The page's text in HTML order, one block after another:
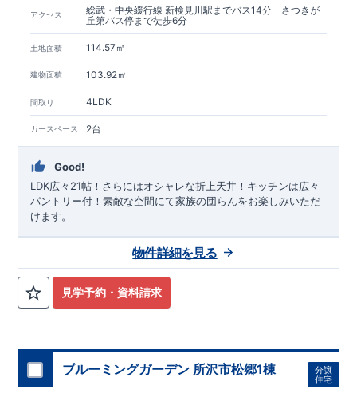
アクセス
総武・中央緩行線 新検見川駅までバス14分 さつきが
丘第バス停まで徒歩6分
土地面積 114.57㎡
建物面積 103.92㎡
間取り 4LDK
カースペース 2台
Good!
LDK広々21帖！さらにはオシャレな折上天井！キッチンは広々
パントリー付！素敵な空間にて家族の団らんをお楽しみいただ
けます。
見学予約・資料請求
物件詳細を見る
ブルーミングガーデン 所沢市松郷1棟
分譲
住宅